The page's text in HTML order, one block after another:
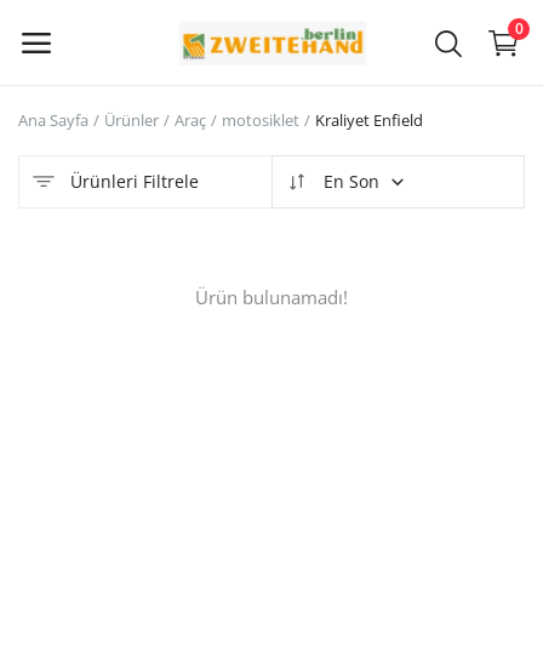
0
Sat
Ana Sayfa Ürünler Araç motosiklet Kraliyet Enfield
Ürünleri Filtrele En Son
Ürün bulunamadı!